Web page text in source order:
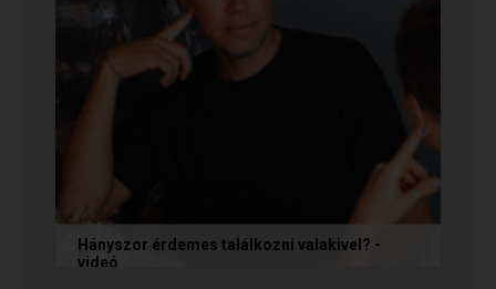
Hányszor érdemes találkozni valakivel? -
videó